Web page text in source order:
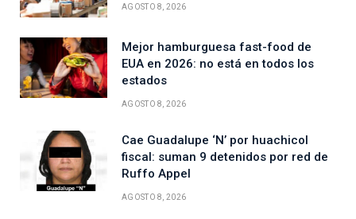
AGOSTO 8, 2026
Mejor hamburguesa fast-food de
EUA en 2026: no está en todos los
estados
AGOSTO 8, 2026
Cae Guadalupe ‘N’ por huachicol
fiscal: suman 9 detenidos por red de
Ruffo Appel
AGOSTO 8, 2026